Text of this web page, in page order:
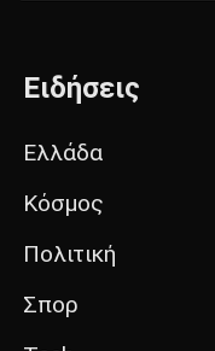
Ειδήσεις
Ελλάδα
Κόσμος
Πολιτική
Σπορ